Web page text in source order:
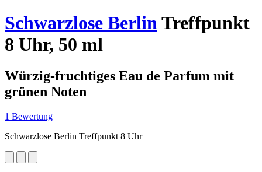
Schwarzlose BerlinTreffpunkt
8 Uhr, 50 ml
Würzig-fruchtiges Eau de Parfum mit
grünen Noten
1 Bewertung
Schwarzlose Berlin Treffpunkt 8 Uhr